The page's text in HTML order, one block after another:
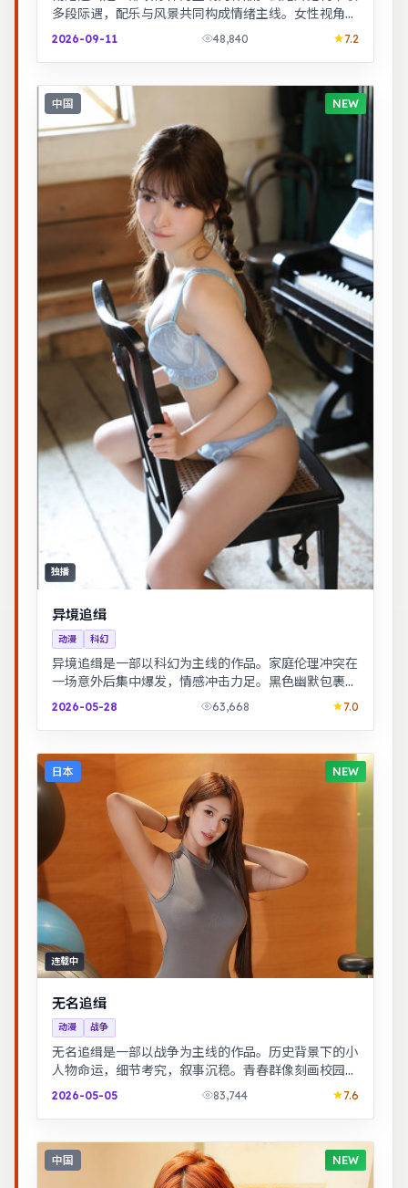
多段际遇，配乐与风景共同构成情绪主线。女性视角下
的职场与家庭平衡议题，台词犀利，共鸣感强。
2026-09-11 48,840 7.2
中国 NEW
独播
异境追缉
动漫 科幻
异境追缉是一部以科幻为主线的作品。家庭伦理冲突在
一场意外后集中爆发，情感冲击力足。黑色幽默包裹社
会寓言，荒诞中见真实。
2026-05-28 63,668 7.0
日本 NEW
连载中
无名追缉
动漫 战争
无名追缉是一部以战争为主线的作品。历史背景下的小
人物命运，细节考究，叙事沉稳。青春群像刻画校园与
初入社会的迷茫，细腻温暖。
2026-05-05 83,744 7.6
中国 NEW